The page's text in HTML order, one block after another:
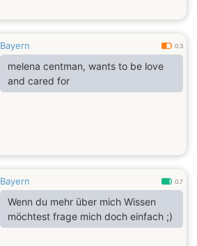
Bayern 0.3
melena centman, wants to be love
and cared for
Bayern 0.7
Wenn du mehr über mich Wissen
möchtest frage mich doch einfach ;)